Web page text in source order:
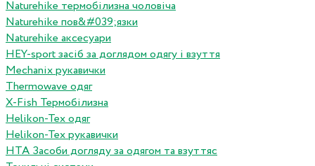
Naturehike термобілизна чоловіча
Naturehike пов&#039;язки
Naturehike аксесуари
HEY-sport засіб за доглядом одягу і взуття
Mechanix рукавички
Thermowave одяг
X-Fish Термобілизна
Helikon-Tex одяг
Helikon-Tex рукавички
HTA Засоби догляду за одягом та взуттяс